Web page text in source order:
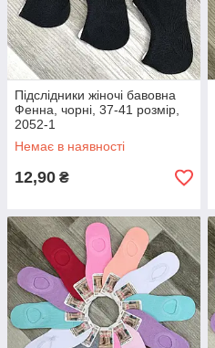
Підслідники жіночі бавовна
Фенна, чорні, 37-41 розмір,
2052-1
Немає в наявності
12,90 ₴